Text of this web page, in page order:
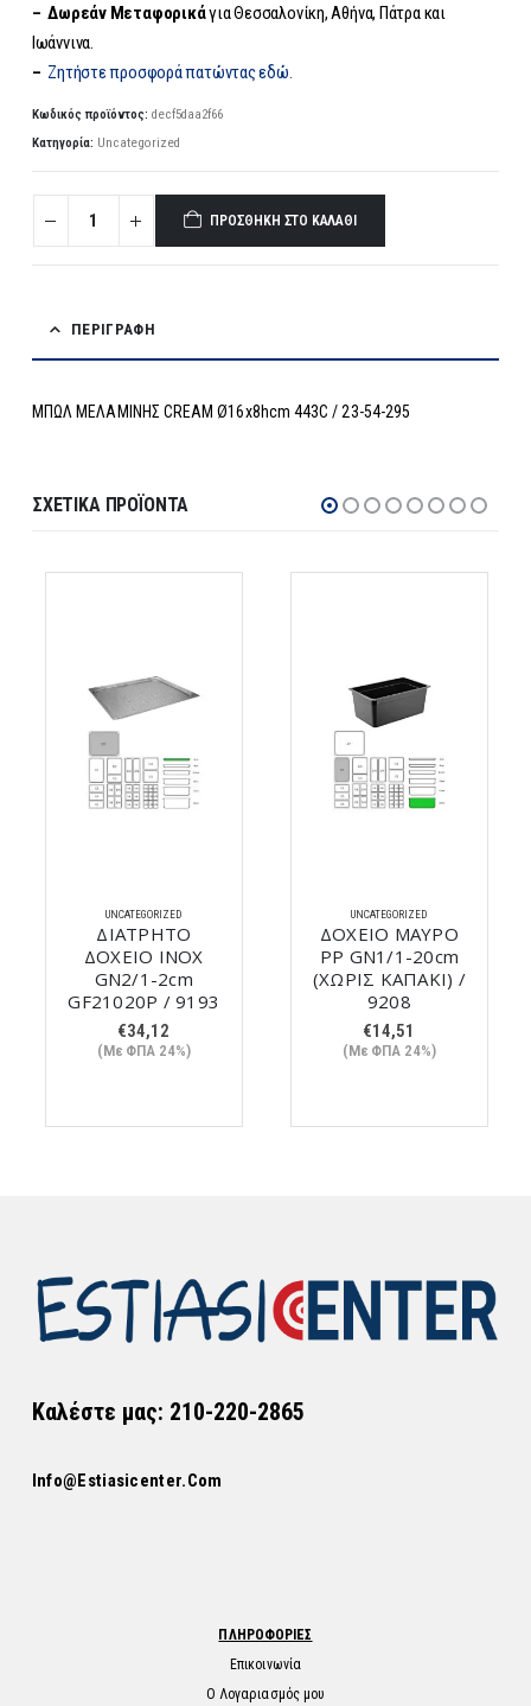
– Δωρεάν Μεταφορικάγια Θεσσαλονίκη, Αθήνα, Πάτρα και
Ιωάννινα.
– Ζητήστε προσφορά πατώντας εδώ.
Κωδικός προϊόντος: decf5daa2f66
Κατηγορία: Uncategorized
ΠΡΟΣΘΉΚΗ ΣΤΟ ΚΑΛΆΘΙ
ΠΕΡΙΓΡΑΦΉ
ΜΠΩΛ ΜΕΛΑΜΙΝΗΣ CREAM Ø16x8hcm 443C / 23-54-295
ΣΧΕΤΙΚΆ ΠΡΟΪΌΝΤΑ
UNCATEGORIZED
ΔΙΑΤΡΗΤΟ
ΔΟΧΕΙΟ ΙΝΟΧ
GN2/1-2cm
GF21020P / 9193
€34,12
(Με ΦΠΑ 24%)
UNCATEGORIZED
ΔΟΧΕΙΟ ΜΑΥΡΟ
PP GN1/1-20cm
(ΧΩΡΙΣ ΚΑΠΑΚΙ) /
9208
€14,51
(Με ΦΠΑ 24%)
Καλέστε μας: 210-220-2865
Info@estiasicenter.com
ΠΛΗΡΟΦΟΡΙΕΣ
Επικοινωνία
Ο Λογαριασμός μου